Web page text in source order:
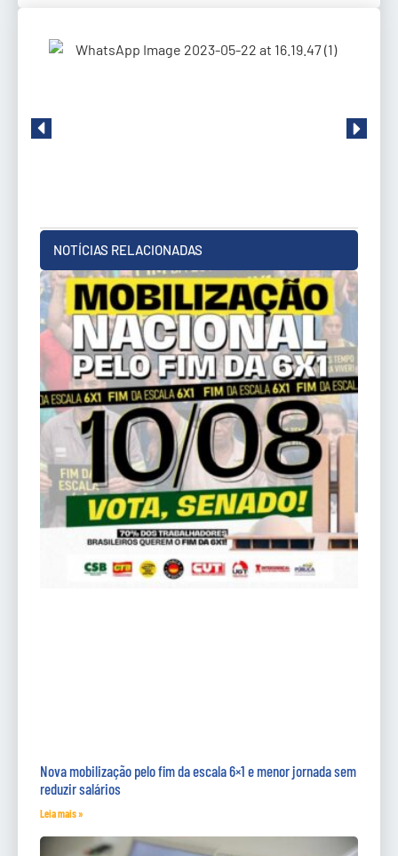
NOTÍCIAS RELACIONADAS
Nova mobilização pelo fim da escala 6×1 e menor jornada sem
reduzir salários
Leia mais »